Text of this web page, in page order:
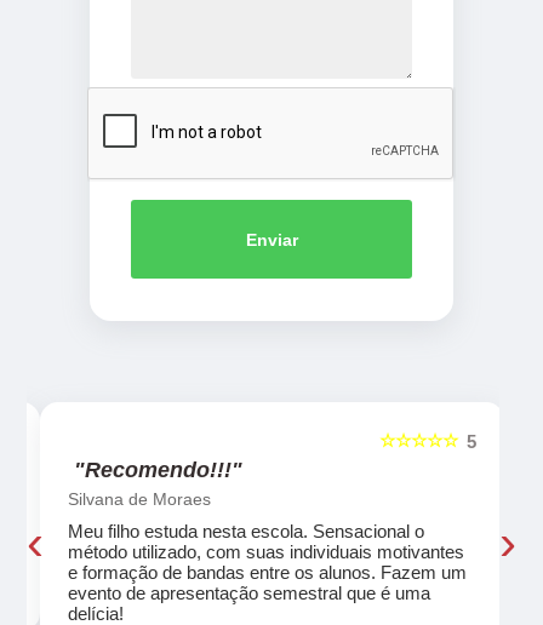
Enviar
5
☆☆☆☆☆
"Recomendo!!!"
Silvana de Moraes
Meu filho estuda nesta escola. Sensacional o
método utilizado, com suas individuais motivantes
e formação de bandas entre os alunos. Fazem um
evento de apresentação semestral que é uma
delícia!
‹ ›